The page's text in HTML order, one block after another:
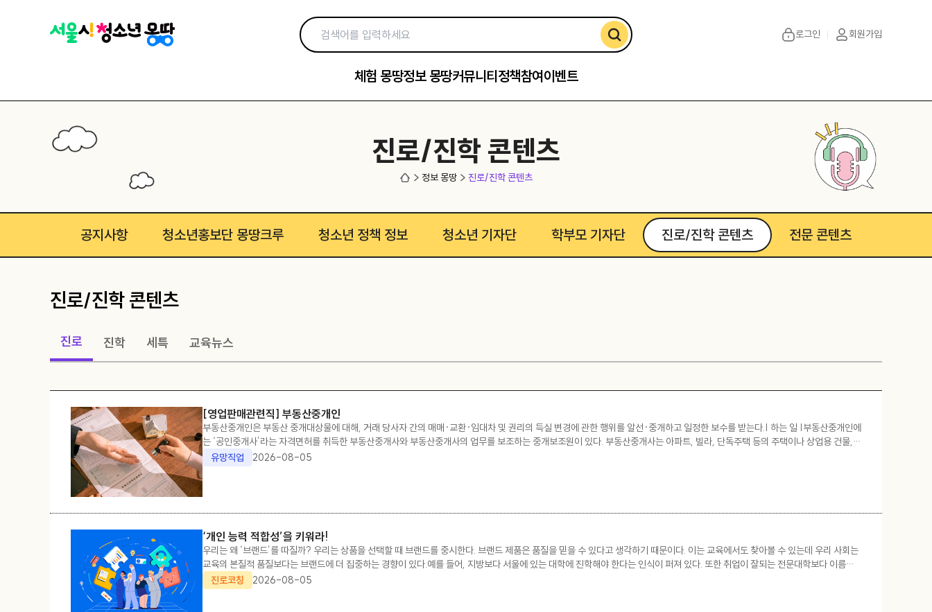
로그인 회원가입
체험 몽땅정보 몽땅커뮤니티정책참여이벤트
진로/진학 콘텐츠
정보 몽땅 진로/진학 콘텐츠
공지사항 청소년홍보단 몽땅크루 청소년 정책 정보 청소년 기자단 학부모 기자단 진로/진학 콘텐츠 전문 콘텐츠
진로/진학 콘텐츠
진로 진학 세특 교육뉴스
[영업판매관련직] 부동산중개인
부동산중개인은 부동산 중개대상물에 대해, 거래 당사자 간의 매매·교환·임대차 및 권리의 득실 변경에 관한 행위를 알선·중개하고 일정한 보수를 받는다.| 하는 일 |부동산중개인에
는 ‘공인중개사’라는 자격면허를 취득한 부동산중개사와 부동산중개사의 업무를 보조하는 중개보조원이 있다. 부동산중개사는 아파트, 빌라, 단독주택 등의 주택이나 상업용 건물,
공장, 토지 등의 부동산에 대하여 거래 당사자 간 매매, 교환, 임대차, 기타 권리의 득실 변경에 관한 행위를 알선하고 중개하는 일을 한다. 그 밖에 부동산 이용과 개발에 대한 상담, 주
유망직업 2026-08-05
‘개인 능력 적합성’을 키워라!
우리는 왜 ‘브랜드’를 따질까? 우리는 상품을 선택할 때 브랜드를 중시한다. 브랜드 제품은 품질을 믿을 수 있다고 생각하기 때문이다. 이는 교육에서도 찾아볼 수 있는데 우리 사회는
교육의 본질적 품질보다는 브랜드에 더 집중하는 경향이 있다.예를 들어, 지방보다 서울에 있는 대학에 진학해야 한다는 인식이 퍼져 있다. 또한 취업이 잘되는 전문대학보다 이름은
그리 알려지지 않았더라도 4년제 대학을 선호하는 경향도 강하다.어느 산업 단지에 있는 전문대학의 경우, 졸업생 중 3분의 1이 대기업에 취업했음에도 불구하고 학생 모집에 어려움
을 겪
진로코칭 2026-08-05